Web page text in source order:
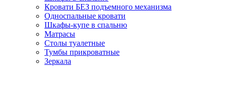
Кровати БЕЗ подъемного механизма
Односпальные кровати
Шкафы-купе в спальню
Матрасы
Столы туалетные
Тумбы прикроватные
Зеркала